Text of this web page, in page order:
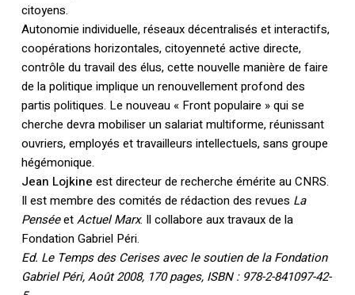
citoyens.
Autonomie individuelle, réseaux décentralisés et interactifs,
coopérations horizontales, citoyenneté active directe,
contrôle du travail des élus, cette nouvelle manière de faire
de la politique implique un renouvellement profond des
partis politiques. Le nouveau « Front populaire » qui se
cherche devra mobiliser un salariat multiforme, réunissant
ouvriers, employés et travailleurs intellectuels, sans groupe
hégémonique.
Jean Lojkine est directeur de recherche émérite au CNRS.
Il est membre des comités de rédaction des revues La
PenséeetActuel Marx. Il collabore aux travaux de la
Fondation Gabriel Péri.
Ed. Le Temps des Cerises avec le soutien de la Fondation
Gabriel Péri, Août 2008, 170 pages, ISBN : 978-2-841097-42-